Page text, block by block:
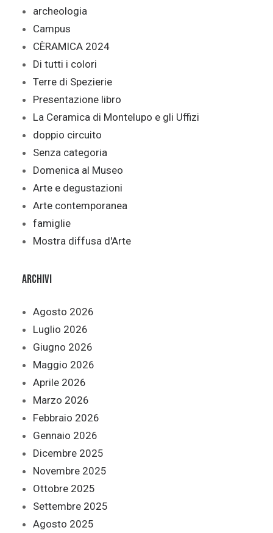
archeologia
Campus
CÈRAMICA 2024
Di tutti i colori
Terre di Spezierie
Presentazione libro
La Ceramica di Montelupo e gli Uffizi
doppio circuito
Senza categoria
Domenica al Museo
Arte e degustazioni
Arte contemporanea
famiglie
Mostra diffusa d'Arte
Archivi
Agosto 2026
Luglio 2026
Giugno 2026
Maggio 2026
Aprile 2026
Marzo 2026
Febbraio 2026
Gennaio 2026
Dicembre 2025
Novembre 2025
Ottobre 2025
Settembre 2025
Agosto 2025